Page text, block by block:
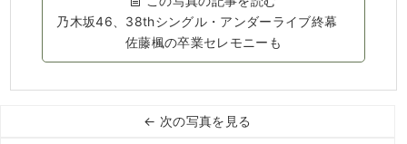
乃木坂46、38thシングル・アンダーライブ終幕
佐藤楓の卒業セレモニーも
← 次の写真を見る